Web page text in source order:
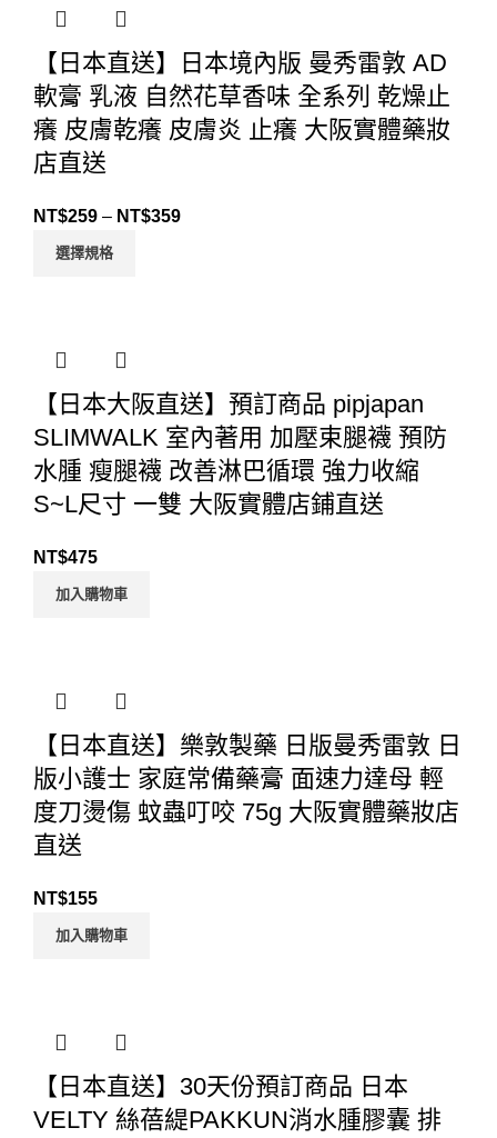
【日本直送】日本境內版 曼秀雷敦 AD
軟膏 乳液 自然花草香味 全系列 乾燥止
癢 皮膚乾癢 皮膚炎 止癢 大阪實體藥妝
店直送
NT$259 – NT$359
選擇規格
【日本大阪直送】預訂商品 pipjapan
SLIMWALK 室內著用 加壓束腿襪 預防
水腫 瘦腿襪 改善淋巴循環 強力收縮
S~L尺寸 一雙 大阪實體店鋪直送
NT$475
加入購物車
【日本直送】樂敦製藥 日版曼秀雷敦 日
版小護士 家庭常備藥膏 面速力達母 輕
度刀燙傷 蚊蟲叮咬 75g 大阪實體藥妝店
直送
NT$155
加入購物車
【日本直送】30天份預訂商品 日本
VELTY 絲蓓緹PAKKUN消水腫膠囊 排